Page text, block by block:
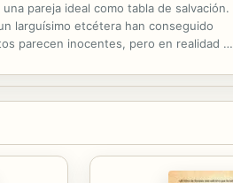
pareja ideal como tabla de salvación.
larguísimo etcétera han conseguido
parecen inocentes, pero en realidad no